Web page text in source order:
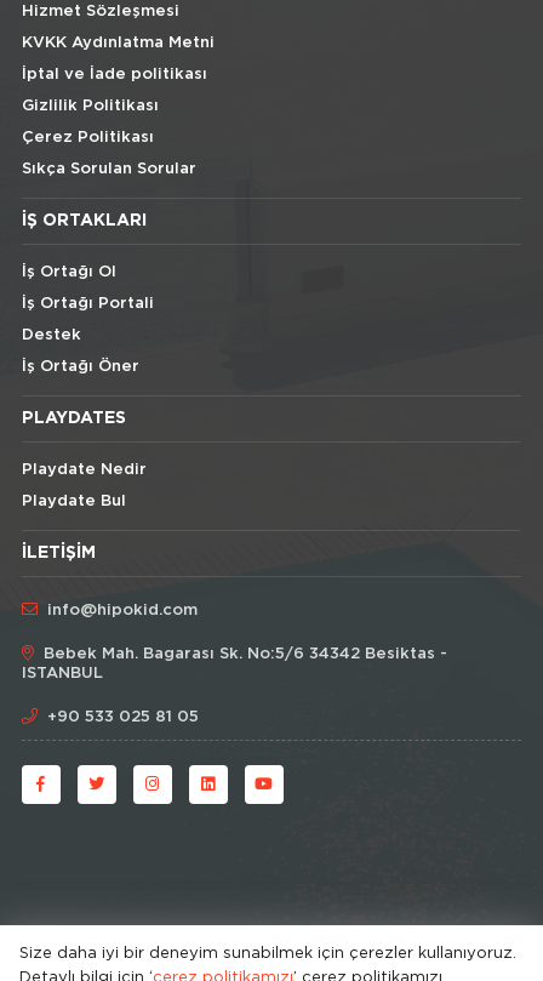
Hizmet Sözleşmesi
KVKK Aydınlatma Metni
İptal ve İade politikası
Gizlilik Politikası
Çerez Politikası
Sıkça Sorulan Sorular
İŞ ORTAKLARI
İş Ortağı Ol
İş Ortağı Portali
Destek
İş Ortağı Öner
PLAYDATES
Playdate Nedir
Playdate Bul
İLETIŞIM
info@hipokid.com
Bebek Mah. Bagarası Sk. No:5/6 34342 Besiktas -
ISTANBUL
+90 533 025 81 05
© HipoKid 2026 . All rights reserved.
Size daha iyi bir deneyim sunabilmek için çerezler kullanıyoruz.
Detaylı bilgi için ‘çerez politikamızı’ çerez politikamızı